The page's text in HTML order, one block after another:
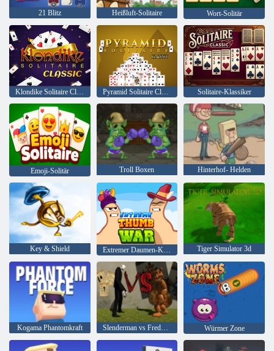
21 Blitz Heißluft-Solitaire Wort-Solitär
Klondike Solitaire Classic Pyramid Solitaire Classic Solitaire-Klassiker
Emoji-Solitär Troll Boxen Hinterhof- Helden
Key & Shield Tiger Simulator 3d
Kogama Phantomkraft Slenderman vs Freddy Der Fazbear Würmer Zone